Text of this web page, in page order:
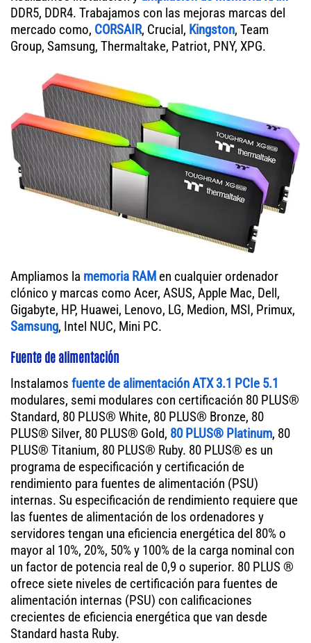
DDR5, DDR4. Trabajamos con las mejoras marcas del
mercado como, CORSAIR, Crucial, Kingston, Team
Group, Samsung, Thermaltake, Patriot, PNY, XPG.
Ampliamos la memoria RAM en cualquier ordenador
clónico y marcas como Acer, ASUS, Apple Mac, Dell,
Gigabyte, HP, Huawei, Lenovo, LG, Medion, MSI, Primux,
Samsung, Intel NUC, Mini PC.
Fuente de alimentación
Instalamos fuente de alimentación ATX 3.1 PCIe 5.1
modulares, semi modulares con certificación 80 PLUS®
Standard, 80 PLUS® White, 80 PLUS® Bronze, 80
PLUS® Silver, 80 PLUS® Gold, 80 PLUS® Platinum, 80
PLUS® Titanium, 80 PLUS® Ruby. 80 PLUS® es un
programa de especificación y certificación de
rendimiento para fuentes de alimentación (PSU)
internas. Su especificación de rendimiento requiere que
las fuentes de alimentación de los ordenadores y
servidores tengan una eficiencia energética del 80% o
mayor al 10%, 20%, 50% y 100% de la carga nominal con
un factor de potencia real de 0,9 o superior. 80 PLUS ®
ofrece siete niveles de certificación para fuentes de
alimentación internas (PSU) con calificaciones
crecientes de eficiencia energética que van desde
Standard hasta Ruby.